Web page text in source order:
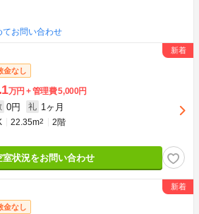
てお問い合わせ
金なし
万円 管理費5,000円
0円 礼 1ヶ月
22.35m2 2階
室状況をお問い合わせ
金なし